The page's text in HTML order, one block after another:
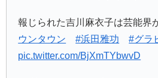
報じられた吉川麻衣子は芸能界
ウンタウン
#浜田雅功
#グラ
pic.twitter.com/BjXmTYbwvD